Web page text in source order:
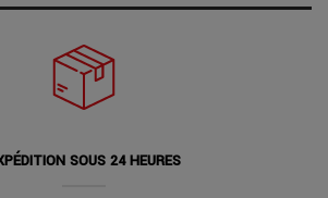
SOUS 24 HEURES